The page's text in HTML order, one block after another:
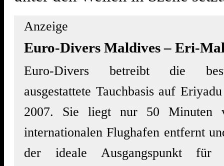
Anzeige
Euro-Divers Maldives – Eri-
Euro-Divers betreibt die
ausgestattete Tauchbasis auf
2007. Sie liegt nur 50 Minuten
internationalen Flughafen entfernt
der ideale Ausgangspunkt für